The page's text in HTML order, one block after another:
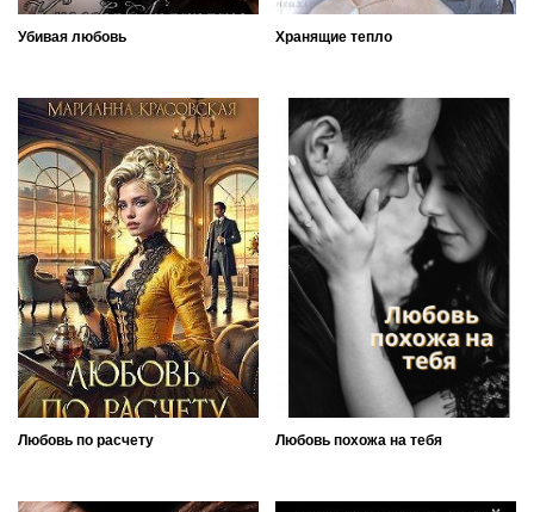
Убивая любовь Хранящие тепло
Любовь по расчету Любовь похожа на тебя